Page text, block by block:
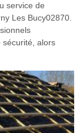
service de
Les Bucy02870.
sécurité, alors